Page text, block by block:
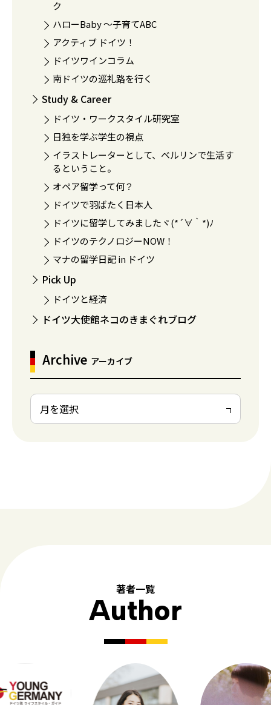
ク
ハローBaby 〜子育てABC
アクティブ ドイツ！
ドイツワインコラム
南ドイツの巡礼路を行く
Study & Career
ドイツ・ワークスタイル研究室
日独を学ぶ学生の視点
イラストレーターとして、ベルリンで生活す
るということ。
オペア留学って何？
ドイツで羽ばたく日本人
ドイツに留学してみましたヾ(*´∀｀*)ﾉ
ドイツのテクノロジーNOW！
マナの留学日記 in ドイツ
Pick Up
ドイツと経済
ドイツ大使館ネコのきまぐれブログ
Archive アーカイブ
著者一覧
Author